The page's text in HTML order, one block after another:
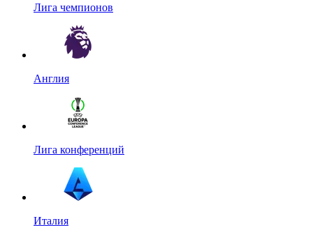
Лига чемпионов
Англия
Лига конференций
Италия